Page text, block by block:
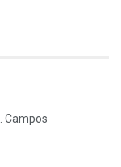
Campos